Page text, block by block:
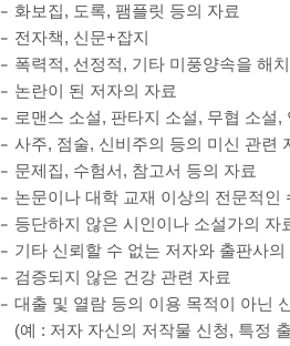
화보집, 도록, 팸플릿 등의 자료
전자책, 신문+잡지
폭력적, 선정적, 기타 미풍양속을 해
논란이 된 저자의 자료
로맨스 소설, 판타지 소설, 무협 소설
사주, 점술, 신비주의 등의 미신 관련
문제집, 수험서, 참고서 등의 자료
논문이나 대학 교재 이상의 전문적인
등단하지 않은 시인이나 소설가의 자
기타 신뢰할 수 없는 저자와 출판사의
검증되지 않은 건강 관련 자료
대출 및 열람 등의 이용 목적이 아닌
(예 : 저자 자신의 저작물 신청, 특정